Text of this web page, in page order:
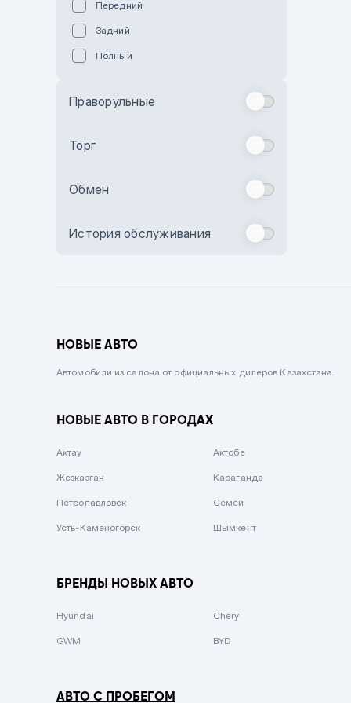
Бежевый
Комбинированный
Сиреневый металлик
Вишневый
Зеленый металлик
Передний
Задний
Полный
Праворульные
Торг
Обмен
История обслуживания
НОВЫЕ АВТО
Автомобили из салона от официальных дилеров Казахстана.
НОВЫЕ АВТО В ГОРОДАХ
Актау Актобе
Жезказган Караганда
Петропавловск Семей
Усть-Каменогорск Шымкент
БРЕНДЫ НОВЫХ АВТО
Hyundai Chery
GWM BYD
АВТО С ПРОБЕГОМ